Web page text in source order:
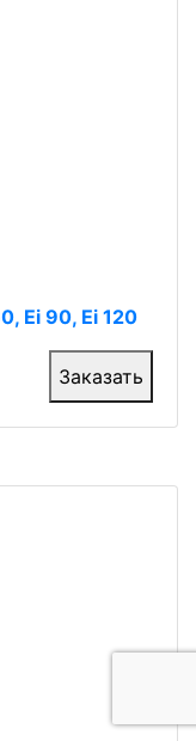
Ei 90, Ei 120
Заказать